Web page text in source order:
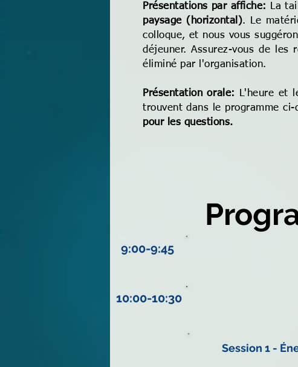
Présentations par affiche: La
paysage (horizontal). Le
colloque, et nous vous
déjeuner. Assurez-vous de
éliminé par l'organisation.
Présentation orale:
L'heure et
trouvent dans le programme
pour les questions.
9:00-9:45
10:00-10:30
Session 1 -